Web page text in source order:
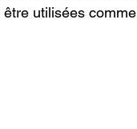
utilisées